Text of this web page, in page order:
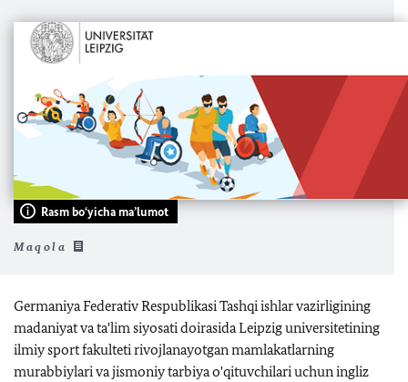
Rasm bo‘yicha ma’lumot
Maqola
Germaniya Federativ Respublikasi Tashqi ishlar vazirligining
madaniyat va ta'lim siyosati doirasida Leipzig universitetining
ilmiy sport fakulteti rivojlanayotgan mamlakatlarning
murabbiylari va jismoniy tarbiya o'qituvchilari uchun ingliz